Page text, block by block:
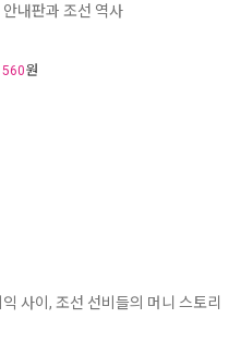
내판과 조선 역사
560원
사이, 조선 선비들의 머니 스토리